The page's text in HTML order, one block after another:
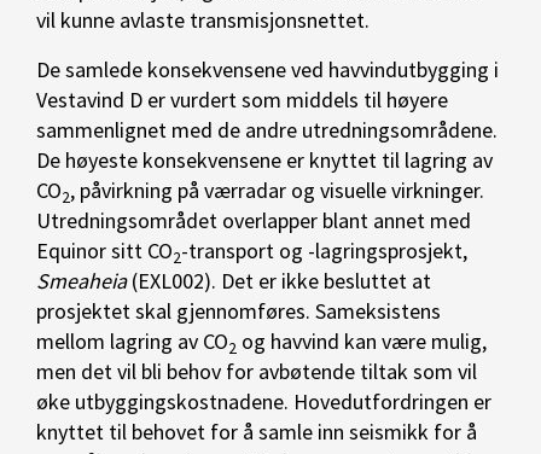
vil kunne avlaste transmisjonsnettet.
De samlede konsekvensene ved havvindutbygging i
Vestavind D er vurdert som middels til høyere
sammenlignet med de andre utredningsområdene.
De høyeste konsekvensene er knyttet til lagring av
CO2, påvirkning på værradar og visuelle virkninger.
Utredningsområdet overlapper blant annet med
Equinor sitt CO2-transport og -lagringsprosjekt,
Smeaheia(EXL002). Det er ikke besluttet at
prosjektet skal gjennomføres. Sameksistens
mellom lagring av CO2 og havvind kan være mulig,
men det vil bli behov for avbøtende tiltak som vil
øke utbyggingskostnadene. Hovedutfordringen er
knyttet til behovet for å samle inn seismikk for å